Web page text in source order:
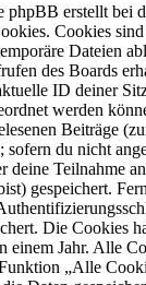
phpBB erstellt bei
Cookies
Dateien
des Boards
ID deiner
werden
Beiträge
sofern du nicht
deine Teilnahme
gespeichert.
Die Cookies
einem Jahr. Alle
„Alle